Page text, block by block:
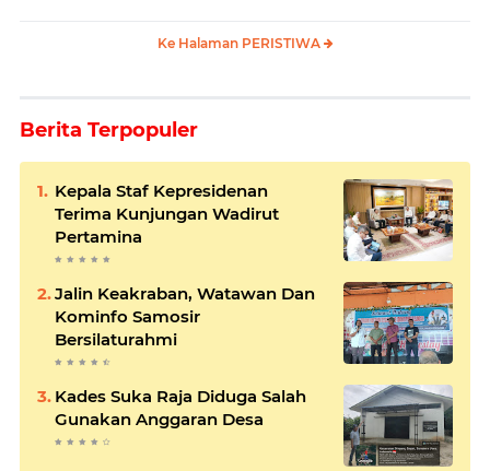
Ke Halaman PERISTIWA
Berita Terpopuler
Kepala Staf Kepresidenan
Terima Kunjungan Wadirut
Pertamina
Jalin Keakraban, Watawan Dan
Kominfo Samosir
Bersilaturahmi
Kades Suka Raja Diduga Salah
Gunakan Anggaran Desa